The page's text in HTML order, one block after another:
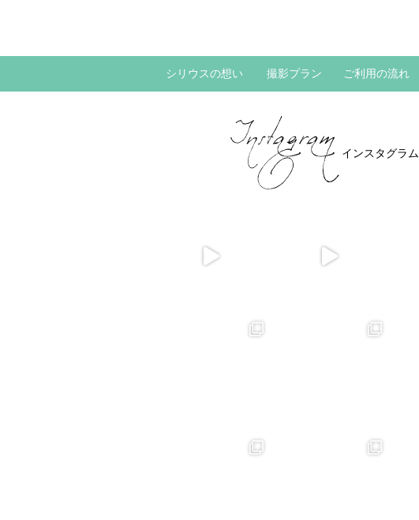
シリウスの想い 撮影プラン ご利用の流れ
インスタグラム